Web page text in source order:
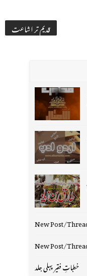
قدیم تر اشاعت
New Post/
New Post/
خطباتِ فقیر پہلی جلد